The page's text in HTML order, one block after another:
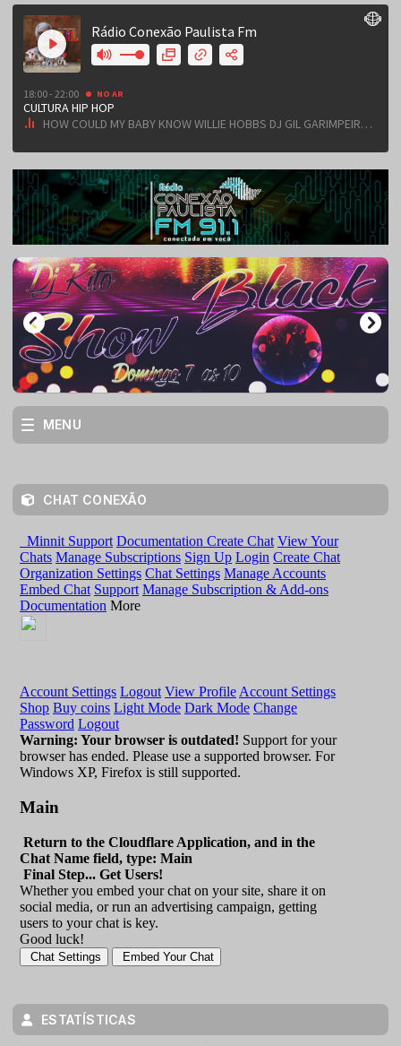
MENU
CHAT CONEXÃO
ESTATÍSTICAS